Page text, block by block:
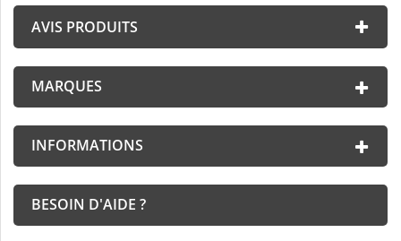
AVIS PRODUITS
MARQUES
INFORMATIONS
BESOIN D'AIDE ?